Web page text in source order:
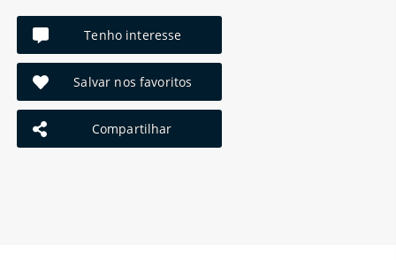
Tenho interesse
Salvar nos favoritos
Compartilhar